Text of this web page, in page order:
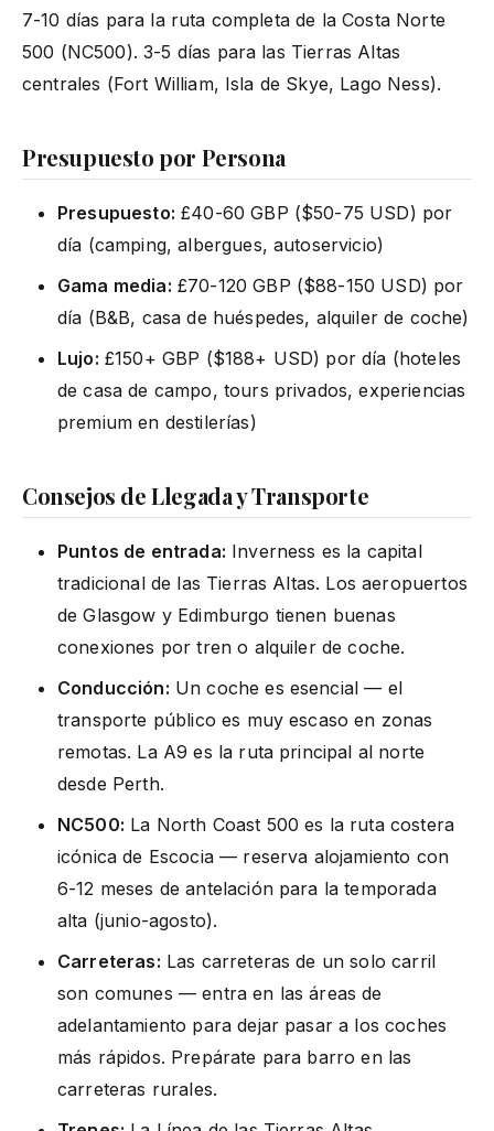
7-10 días para la ruta completa de la Costa Norte
500 (NC500). 3-5 días para las Tierras Altas
centrales (Fort William, Isla de Skye, Lago Ness).
Presupuesto por Persona
Presupuesto: £40-60 GBP ($50-75 USD) por
día (camping, albergues, autoservicio)
Gama media: £70-120 GBP ($88-150 USD) por
día (B&B, casa de huéspedes, alquiler de coche)
Lujo: £150+ GBP ($188+ USD) por día (hoteles
de casa de campo, tours privados, experiencias
premium en destilerías)
Consejos de Llegada y Transporte
Puntos de entrada: Inverness es la capital
tradicional de las Tierras Altas. Los aeropuertos
de Glasgow y Edimburgo tienen buenas
conexiones por tren o alquiler de coche.
Conducción: Un coche es esencial — el
transporte público es muy escaso en zonas
remotas. La A9 es la ruta principal al norte
desde Perth.
NC500: La North Coast 500 es la ruta costera
icónica de Escocia — reserva alojamiento con
6-12 meses de antelación para la temporada
alta (junio-agosto).
Carreteras: Las carreteras de un solo carril
son comunes — entra en las áreas de
adelantamiento para dejar pasar a los coches
más rápidos. Prepárate para barro en las
carreteras rurales.